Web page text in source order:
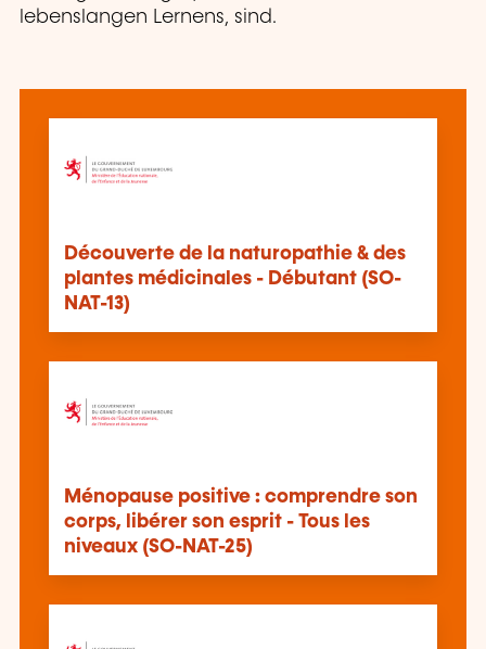
lebenslangen Lernens, sind.
Découverte de la naturopathie & des
plantes médicinales - Débutant (SO-
NAT-13)
Ménopause positive : comprendre son
corps, libérer son esprit - Tous les
niveaux (SO-NAT-25)